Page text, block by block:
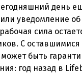
день
уведомление
сила
С
быть
год назад в